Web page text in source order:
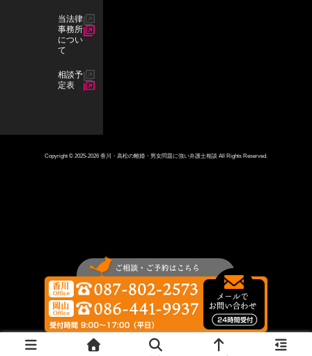
当法律
事務所
につい
て
相談予
定表
Copyright © 2025-2026 香川・高松の離婚・男女問題に強い弁護士相談 All Rights Reserved.
香
川
オ
岡
山
お
い
合